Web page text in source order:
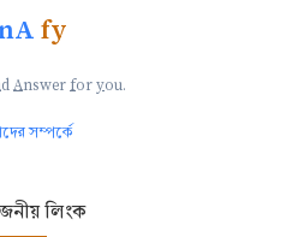
fy
dAnswer foryou.
সম্পর্কে
লিংক